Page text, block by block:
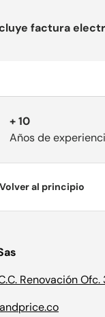
factura
+ 10
Años de
Volver al principio
Renovación Ofc.